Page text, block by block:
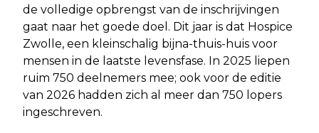
de volledige opbrengst van de inschrijvingen
gaat naar het goede doel. Dit jaar is dat Hospice
Zwolle, een kleinschalig bijna-thuis-huis voor
mensen in de laatste levensfase. In 2025 liepen
ruim 750 deelnemers mee; ook voor de editie
van 2026 hadden zich al meer dan 750 lopers
ingeschreven.